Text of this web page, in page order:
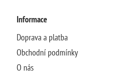
Informace
Doprava a platba
Obchodní podmínky
O nás